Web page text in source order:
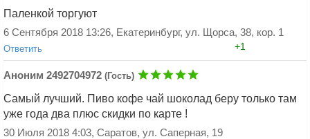
Добавить ответ
Паленкой торгуют
6 Сентября 2018 13:26, Екатеринбург, ул. Щорса, 38, кор. 1
Ответить +1
Аноним 2492704972 (Гость)
Самый лучший. Пиво кофе чай шоколад беру только там
уже года два плюс скидки по карте !
30 Июля 2018 4:03, Саратов, ул. Саперная, 19